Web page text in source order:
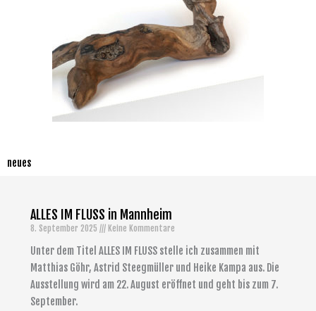
neues
ALLES IM FLUSS in Mannheim
8. September 2025 Keine Kommentare
Unter dem Titel ALLES IM FLUSS stelle ich zusammen mit
Matthias Göhr, Astrid Steegmüller und Heike Kampa aus. Die
Ausstellung wird am 22. August eröffnet und geht bis zum 7.
September.